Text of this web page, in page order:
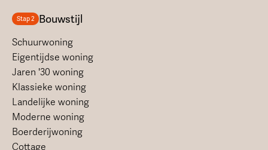
Stap 2 Bouwstijl
Schuurwoning
Eigentijdse woning
Jaren '30 woning
Klassieke woning
Landelijke woning
Moderne woning
Boerderijwoning
Cottage